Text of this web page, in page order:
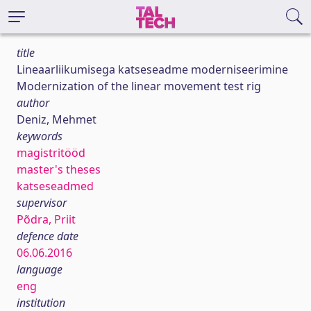
title
Lineaarliikumisega katseseadme moderniseerimine
Modernization of the linear movement test rig
author
Deniz, Mehmet
keywords
magistritööd
master's theses
katseseadmed
supervisor
Põdra, Priit
defence date
06.06.2016
language
eng
institution